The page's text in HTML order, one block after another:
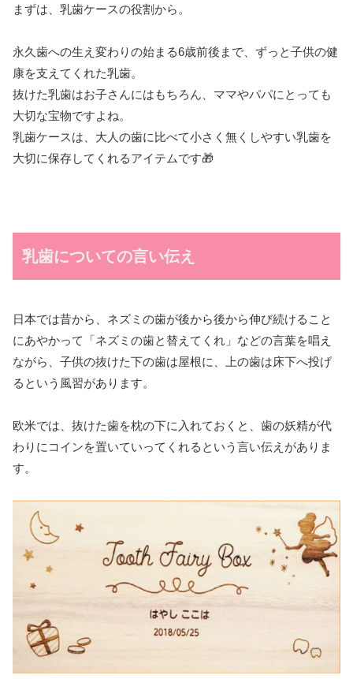
まずは、乳歯ケースの役割から。
永久歯への生え変わりの始まる6歳前後まで、ずっと子供の健
康を支えてくれた乳歯。
抜けた乳歯はお子さんにはもちろん、ママやパパにとっても
大切な宝物ですよね。
乳歯ケースは、大人の歯に比べて小さく無くしやすい乳歯を
大切に保存してくれるアイテムです🎁
乳歯についての言い伝え
日本では昔から、ネズミの歯が後から後から伸び続けること
にあやかって「ネズミの歯と替えてくれ」などの言葉を唱え
ながら、子供の抜けた下の歯は屋根に、上の歯は床下へ投げ
るという風習があります。
欧米では、抜けた歯を枕の下に入れておくと、歯の妖精が代
わりにコインを置いていってくれるという言い伝えがありま
す。